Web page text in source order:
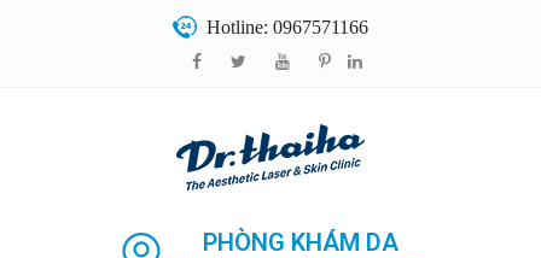
Hotline: 0967571166
PHÒNG KHÁM DA